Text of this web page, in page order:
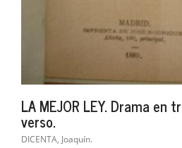
LA MEJOR LEY. Drama en
verso.
DICENTA, Joaquín.